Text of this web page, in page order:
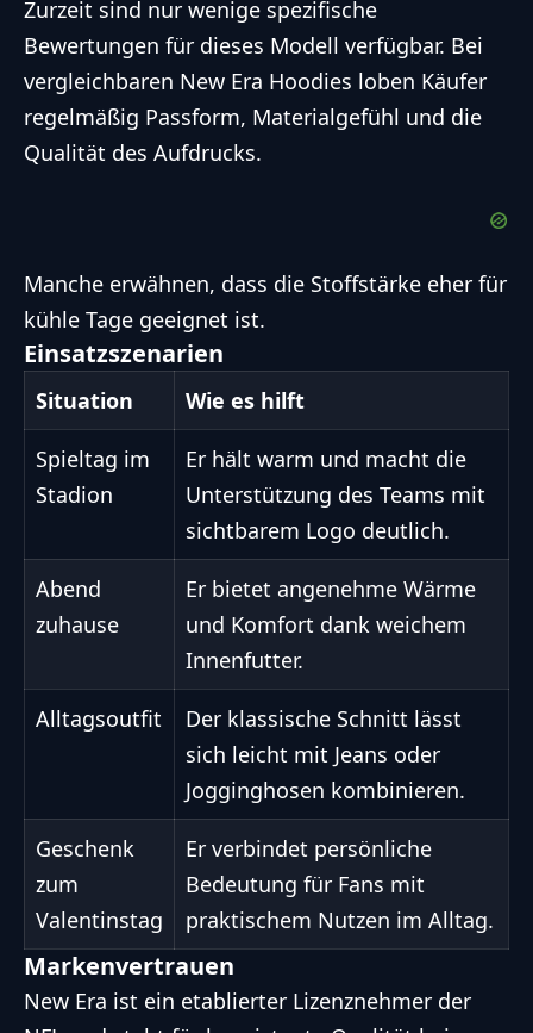
Zurzeit sind nur wenige spezifische
Bewertungen für dieses Modell verfügbar. Bei
vergleichbaren New Era Hoodies loben Käufer
regelmäßig Passform, Materialgefühl und die
Qualität des Aufdrucks.
Manche erwähnen, dass die Stoffstärke eher für
kühle Tage geeignet ist.
Einsatzszenarien
Situation Wie es hilft
Spieltag im
Stadion
Er hält warm und macht die
Unterstützung des Teams mit
sichtbarem Logo deutlich.
Abend
zuhause
Er bietet angenehme Wärme
und Komfort dank weichem
Innenfutter.
Alltagsoutfit
Der klassische Schnitt lässt
sich leicht mit Jeans oder
Jogginghosen kombinieren.
Geschenk
zum
Valentinstag
Er verbindet persönliche
Bedeutung für Fans mit
praktischem Nutzen im Alltag.
Markenvertrauen
New Era ist ein etablierter Lizenznehmer der